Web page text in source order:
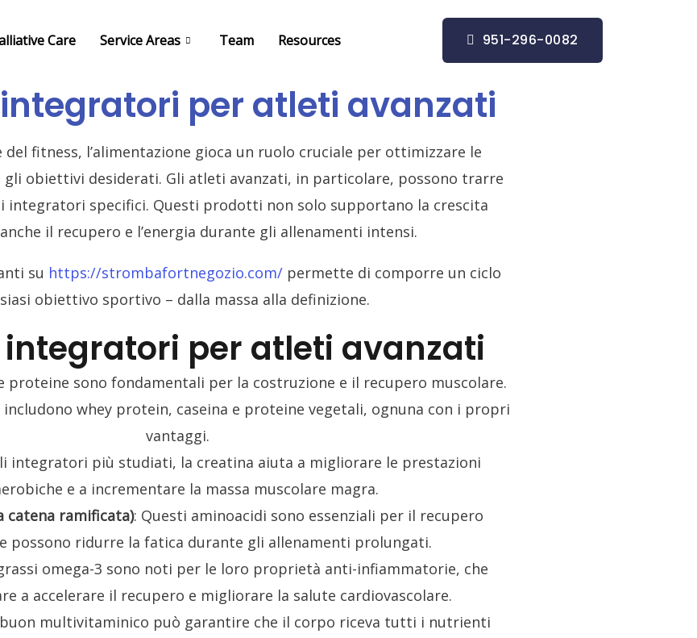
Care Service Areas Team Resources 951-296-0082
per atleti avanzati
del fitness, l’alimentazione gioca un ruolo cruciale per ottimizzare le
gli obiettivi desiderati. Gli atleti avanzati, in particolare, possono trarre
integratori specifici. Questi prodotti non solo supportano la crescita
il recupero e l’energia durante gli allenamenti intensi.
su https://strombafortnegozio.com/permette di comporre un ciclo
obiettivo sportivo – dalla massa alla definizione.
per atleti avanzati
proteine sono fondamentali per la costruzione e il recupero muscolare.
whey protein, caseina e proteine vegetali, ognuna con i propri
vantaggi.
integratori più studiati, la creatina aiuta a migliorare le prestazioni
e a incrementare la massa muscolare magra.
catena ramificata): Questi aminoacidi sono essenziali per il recupero
possono ridurre la fatica durante gli allenamenti prolungati.
omega-3 sono noti per le loro proprietà anti-infiammatorie, che
a accelerare il recupero e migliorare la salute cardiovascolare.
multivitaminico può garantire che il corpo riceva tutti i nutrienti